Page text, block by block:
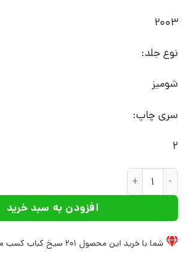
2003
نوع جلد:
شومیز
سری چاپ:
2
کتاب عباس کیارستمی | انتشارات نشر چشمه
افزودن به سبد خرید
شما با خرید این محصول 201 سیخ کباب کسب